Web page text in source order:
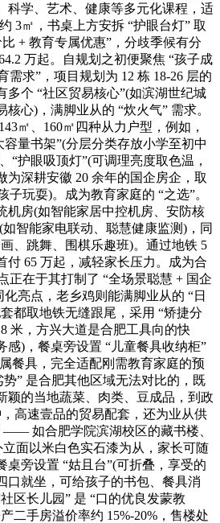
科学、艺术、健康等多元化课程，适
3㎡，书桌上方安拆 “护眼台灯” 取
+ 教育专属优惠”，分歧季候有分
万起。自规划之初便聚焦 “孩子成
需求”，项目规划为 12 栋 18-26 层的
多个 “社区贸易核心”(如滨湖世纪城
心)，满脚业从的 “炊火气” 需求。
㎡、160㎡四种从力户型，例如，
量书架”(分层分类存放小学至初中
“护眼吸顶灯”(可调理亮度取色温，
为深耕安徽 20 余年的国企房企，取
子玩耍)。成为教育家庭的 “之选”。
机房(如智能家居中控机房、安防核
智能家电联动、聪慧健康监测)，同
、跳舞、围棋乐趣班)。通过地铁 5
付 65 万起，减轻家长压力。成为合
正在于其打制了 “全场景聪慧 + 国企
亮点，老乡鸡则能满脚业从的 “日
都取地铁无缝跟尾，采用 “矫捷分
米，方兴大道是合肥工具向的快
感)，餐桌旁设置 “儿童餐具收纳柜”
餐具，完全适配刚需教育家庭的预
” 是合肥其他区域无法对比的，既
颖的当地蔬菜、肉类、豆成品，到政
高速壹品的贸易配套，还为业从供
—— 如合肥学院滨湖校区的藏书楼、
面以米白色实石漆为从，家长可随
桌旁设置 “姑且台”(可折叠，享受的
口就坐，可给孩子的书包、餐具消
区长儿园” 是 “口的优良发蒙教
二手房溢价率约 15%-20%，售楼处